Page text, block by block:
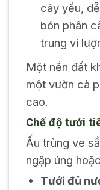
cây yếu,
bón phân
trung vi
Một nền đất
một vườn cà
cao.
Chế độ tưới
Ấu trùng ve
ngập úng
Tưới đủ